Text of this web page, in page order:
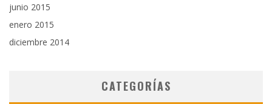
junio 2015
enero 2015
diciembre 2014
CATEGORÍAS